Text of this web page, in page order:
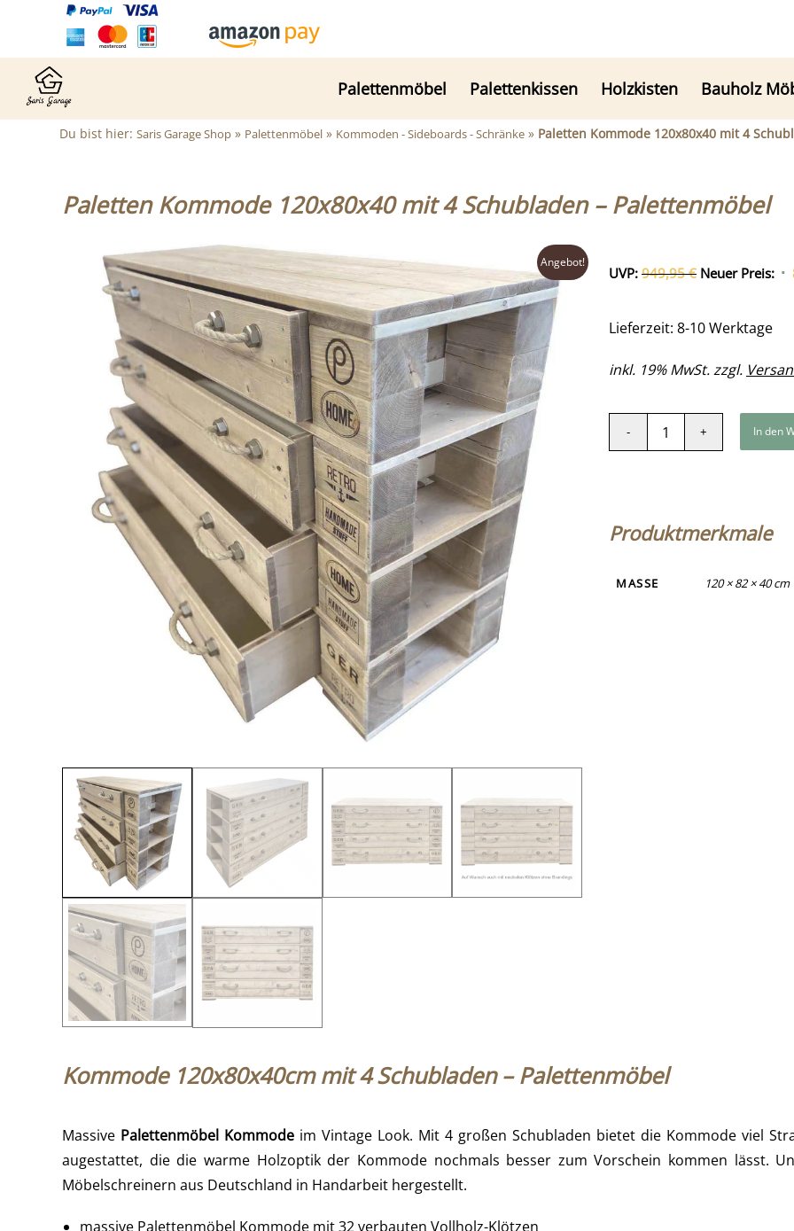
Palettenmöbel Palettenkissen Holzkisten Bauholz
Du bist hier: Saris Garage Shop » Palettenmöbel » Kommoden - Sideboards - Schränke » Paletten Kommode 120x80x40 mit 4
Paletten Kommode 120x80x40 mit 4 Schubladen – Palettenmöbel
Angebot!
UVP: 949,95€ Ursprünglicher
949,95 €
Neuer Preis:
Lieferzeit: 8-10 Werktage
inkl. 19% MwSt. zzgl.
In den
Produktmerkmale
MASSE 120 × 82 × 40 cm
Kommode 120x80x40cm mit 4 Schubladen – Palettenmöbel
Massive Palettenmöbel Kommode im Vintage Look. Mit 4 großen Schubladen bietet die Kommode viel
augestattet, die die warme Holzoptik der Kommode nochmals besser zum Vorschein kommen lässt.
Möbelschreinern aus Deutschland in Handarbeit hergestellt.
massive Palettenmöbel Kommode mit 32 verbauten Vollholz-Klötzen